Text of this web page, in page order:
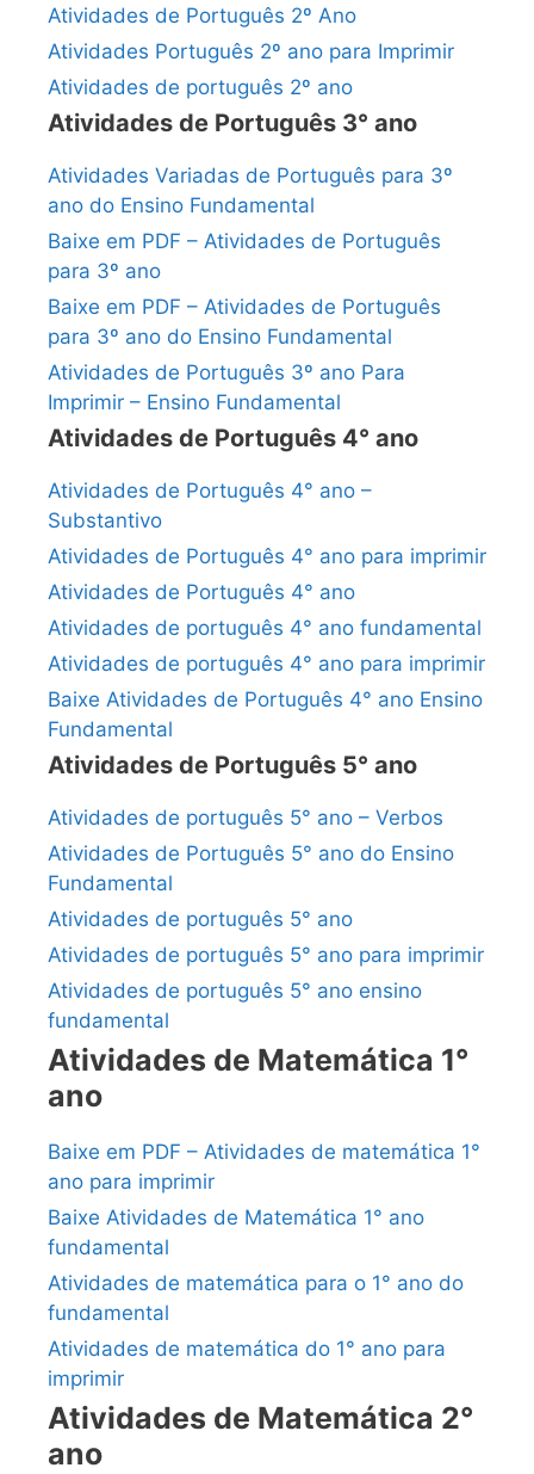
Atividades de Português 2º Ano
Atividades Português 2º ano para Imprimir
Atividades de português 2º ano
Atividades de Português 3° ano
Atividades Variadas de Português para 3º
ano do Ensino Fundamental
Baixe em PDF – Atividades de Português
para 3º ano
Baixe em PDF – Atividades de Português
para 3º ano do Ensino Fundamental
Atividades de Português 3º ano Para
Imprimir – Ensino Fundamental
Atividades de Português 4° ano
Atividades de Português 4° ano –
Substantivo
Atividades de Português 4° ano para imprimir
Atividades de Português 4° ano
Atividades de português 4° ano fundamental
Atividades de português 4° ano para imprimir
Baixe Atividades de Português 4° ano Ensino
Fundamental
Atividades de Português 5° ano
Atividades de português 5° ano – Verbos
Atividades de Português 5° ano do Ensino
Fundamental
Atividades de português 5° ano
Atividades de português 5° ano para imprimir
Atividades de português 5° ano ensino
fundamental
Atividades de Matemática 1°
ano
Baixe em PDF – Atividades de matemática 1°
ano para imprimir
Baixe Atividades de Matemática 1° ano
fundamental
Atividades de matemática para o 1° ano do
fundamental
Atividades de matemática do 1° ano para
imprimir
Atividades de Matemática 2°
ano